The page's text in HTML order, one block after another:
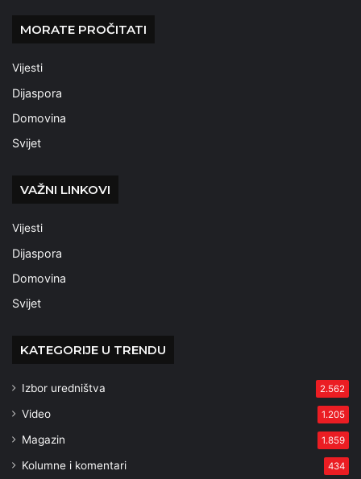
MORATE PROČITATI
Vijesti
Dijaspora
Domovina
Svijet
VAŽNI LINKOVI
Vijesti
Dijaspora
Domovina
Svijet
KATEGORIJE U TRENDU
Izbor uredništva 2.562
Video 1.205
Magazin 1.859
Kolumne i komentari 434